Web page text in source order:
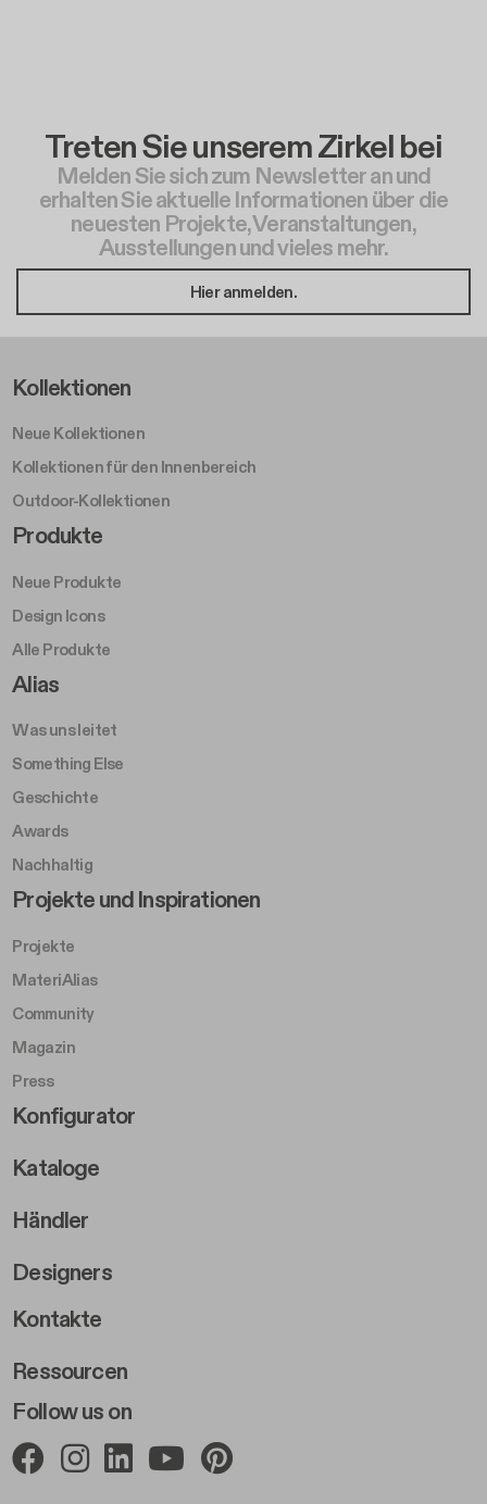
Treten Sie unserem Zirkel bei
Melden Sie sich zum Newsletter an und
erhalten Sie aktuelle Informationen über die
neuesten Projekte, Veranstaltungen,
Ausstellungen und vieles mehr.
Hier anmelden.
Footer Left Middle A
Kollektionen
Neue Kollektionen
Kollektionen für den Innenbereich
Outdoor-Kollektionen
Footer Right Middle A
Produkte
Neue Produkte
Design Icons
Alle Produkte
Footer Right A
Alias
Was uns leitet
Something Else
Geschichte
Awards
Nachhaltig
Follow us on
Footer Left Middle B
Projekte und Inspirationen
Projekte
MateriAlias
Community
Magazin
Press
Footer Right Middle B
Konfigurator
Kataloge
Händler
Designers
Footer Right 2
Kontakte
Ressourcen